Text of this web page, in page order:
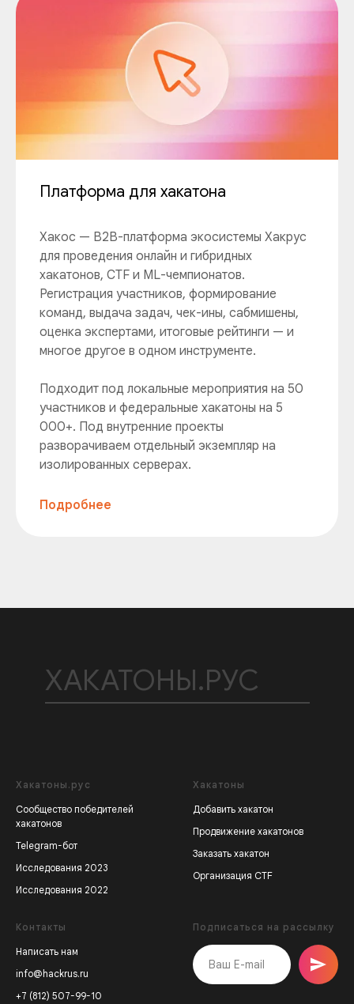
Платформа для хакатона
Хакос — B2B-платформа экосистемы Хакрус
для проведения онлайн и гибридных
хакатонов, CTF и ML-чемпионатов.
Регистрация участников, формирование
команд, выдача задач, чек-ины, сабмишены,
оценка экспертами, итоговые рейтинги — и
многое другое в одном инструменте.
Подходит под локальные мероприятия на 50
участников и федеральные хакатоны на 5
000+. Под внутренние проекты
разворачиваем отдельный экземпляр на
изолированных серверах.
Подробнее
ХАКАТОНЫ.РУС
Хакатоны.рус
Сообщество победителей
хакатонов
Telegram-бот
Исследования 2023
Исследования 2022
Хакатоны
Добавить хакатон
Продвижение хакатонов
Заказать хакатон
Организация CTF
Контакты
Написать нам
info@hackrus.ru
+7 (812) 507-99-10
Подписаться на рассылку